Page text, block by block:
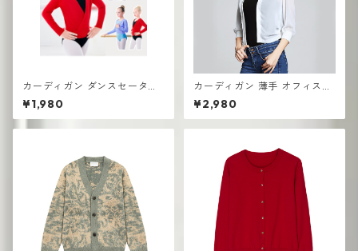
カーディガン ダンスセーター
春秋 ウォームジャケット 練習
スーツ 子供用 スモールダンス
ショール長袖 ニット
¥1,980
カーディガン 薄手 オフィスカ
ジュアル レディース 羽織り き
れいめ
¥2,980